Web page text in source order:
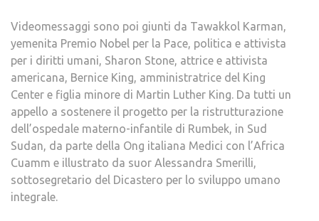
Videomessaggi sono poi giunti da Tawakkol Karman,
yemenita Premio Nobel per la Pace, politica e attivista
per i diritti umani, Sharon Stone, attrice e attivista
americana, Bernice King, amministratrice del King
Center e figlia minore di Martin Luther King. Da tutti un
appello a sostenere il progetto per la ristrutturazione
dell’ospedale materno-infantile di Rumbek, in Sud
Sudan, da parte della Ong italiana Medici con l’Africa
Cuamm e illustrato da suor Alessandra Smerilli,
sottosegretario del Dicastero per lo sviluppo umano
integrale.